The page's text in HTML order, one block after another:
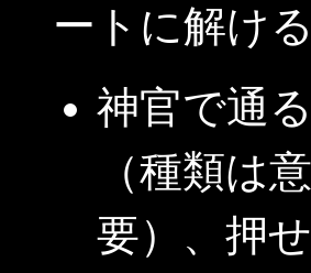
ートに解け
神官で通
（種類は
要）、押